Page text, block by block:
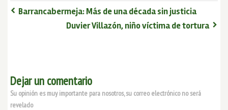
Barrancabermeja: Más de una década sin justicia
Duvier Villazón, niño víctima de tortura
Dejar un comentario
Su opinión es muy importante para nosotros, su correo electrónico no será
revelado